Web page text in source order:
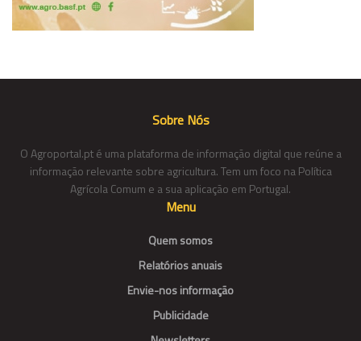
Sobre Nós
O Agroportal.pt é uma plataforma de informação digital que reúne a
informação relevante sobre agricultura. Tem um foco na Política
Agrícola Comum e a sua aplicação em Portugal.
Menu
Quem somos
Relatórios anuais
Envie-nos informação
Publicidade